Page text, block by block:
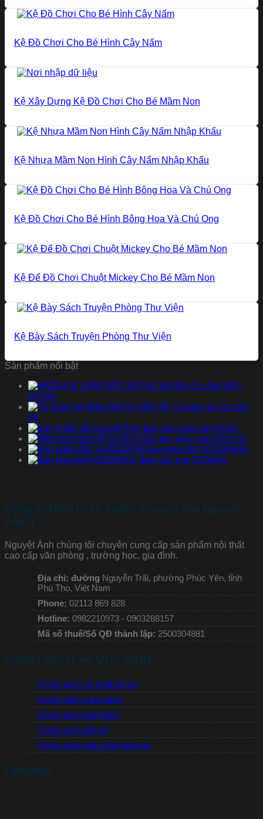
Kệ Đồ Chơi Cho Bé Hình Cây Nấm
Kệ Xây Dựng Kệ Đồ Chơi Cho Bé Mầm Non
Kệ Nhựa Mầm Non Hình Cây Nấm Nhập Khẩu
Kệ Đồ Chơi Cho Bé Hình Bông Hoa Và Chú Ong
Kệ Để Đồ Chơi Chuột Mickey Cho Bé Mầm Non
Kệ Bày Sách Truyện Phòng Thư Viện
Sản phẩm nổi bật
MODULE LÀM VIỆC
ROYAL
Tủ quần áo CA-10A-
2K
Bàn họp chân sắt H2412
Bàn làm việc Lufa DF12-02
Bàn giám đốc DT2010H35
Bàn máy tính AT204HL
Công ty TNHH Sản Xuất - Thương Mại Nguyệt
Ánh II
Nguyệt Ánh chúng tôi chuyên cung cấp sản phẩm nội thất
cao cấp văn phòng , trường học, gia đình.
Địa chỉ: đường Nguyễn Trãi, phường Phúc Yên, tỉnh
Phú Thọ, Việt Nam
Phone: 02113 869 828
Hotline: 0982210973 - 0903288157
Mã số thuế/Số QĐ thành lập: 2500304881
CHÍNH SÁCH VÀ QUY ĐỊNH
Chính sách về chất lượng
Chính sách mua hàng
Chính sách bảo hành
Chính sách đổi trả
Chính Sách bảo mật thông tin
Fanpage